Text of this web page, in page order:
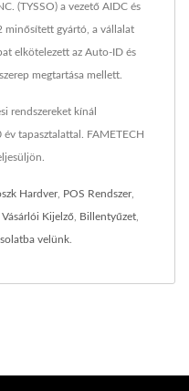
(TYSSO) a vezető AIDC és
minősített gyártó, a vállalat
elkötelezett az Auto-ID és
megtartása mellett.
rendszereket kínál
tapasztalattal. FAMETECH
Hardver, POS Rendszer,
Vásárlói Kijelző Billentyűzet
velünk